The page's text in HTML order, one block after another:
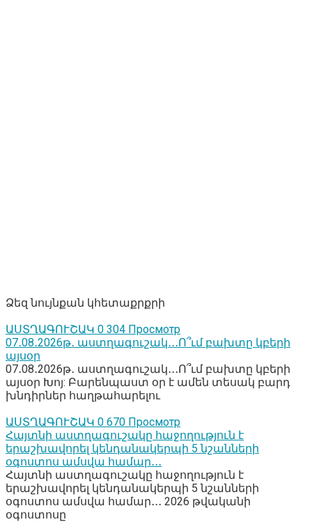
Ձեզ նույնքան կհետաքրքրի
ԱՍՏՂԱԳՈՒՇԱԿ 0 304 Просмотр
07․08․2026թ․ աստղագուշակ․․․Ո՞ւմ բախտը կբերի
այսօր
07․08․2026թ․ աստղագուշակ․․․Ո՞ւմ բախտը կբերի
այսօր Խոյ: Բարենպաստ օր է ամեն տեսակ բարդ
խնդիրներ հաղթահարելու
ԱՍՏՂԱԳՈՒՇԱԿ 0 670 Просмотр
Հայտնի աստղագուշակը հաջողություն է
երաշխավորել կենդանակերպի 5 նշանների
օգոստոս ամսվա համար․․․
Հայտնի աստղագուշակը հաջողություն է
երաշխավորել կենդանակերպի 5 նշանների
օգոստոս ամսվա համար․․․ 2026 թվականի
օգոստոսը